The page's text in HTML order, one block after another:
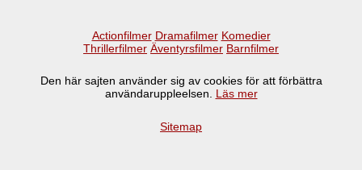
Actionfilmer Dramafilmer Komedier
Thrillerfilmer Äventyrsfilmer Barnfilmer
Den här sajten använder sig av cookies för att förbättra
användaruppleelsen. Läs mer
Sitemap